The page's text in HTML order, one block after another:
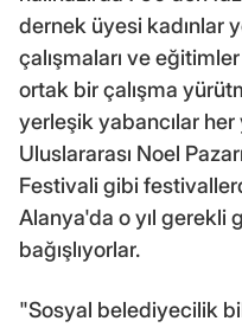
dernek üyesi kadınlar
çalışmaları ve
ortak bir çalışma
yerleşik yabancılar
Uluslararası Noel
Festivali gibi
Alanya'da o yıl gerekli
bağışlıyorlar.
"Sosyal belediyecilik